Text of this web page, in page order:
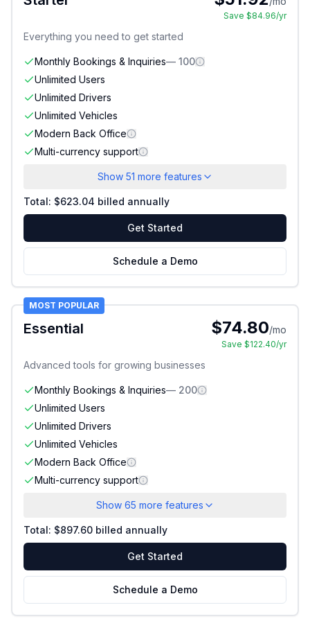
Save $84.96/yr
Everything you need to get started
Monthly Bookings & Inquiries— 100
Included
Unlimited Users
Included
Unlimited Drivers
Included
Unlimited Vehicles
Included
Modern Back Office
Included
Multi-currency support
Show 51 more features
Total: $623.04 billed annually
Get Started
Schedule a Demo
MOST POPULAR
Essential $74.80/mo
Save $122.40/yr
Advanced tools for growing businesses
Monthly Bookings & Inquiries— 200
Included
Unlimited Users
Included
Unlimited Drivers
Included
Unlimited Vehicles
Included
Modern Back Office
Included
Multi-currency support
Show 65 more features
Total: $897.60 billed annually
Get Started
Schedule a Demo